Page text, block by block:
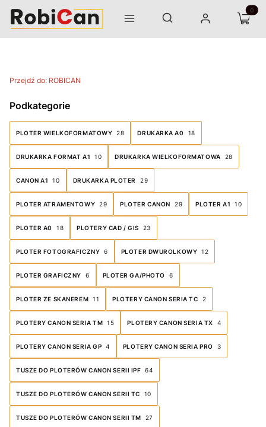
Menu Otwórz wyszukiwarkę
Szukaj Zaloguj się Koszyk
Przejdź do: ROBICAN
Podkategorie
PLOTER WIELKOFORMATOWY 28 DRUKARKA A0 18
DRUKARKA FORMAT A1 10 DRUKARKA WIELKOFORMATOWA 28
CANON A1 10 DRUKARKA PLOTER 29
PLOTER ATRAMENTOWY 29 PLOTER CANON 29 PLOTER A1 10
PLOTER A0 18 PLOTERY CAD / GIS 23
PLOTER FOTOGRAFICZNY 6 PLOTER DWUROLKOWY 12
PLOTER GRAFICZNY 6 PLOTER GA/PHOTO 6
PLOTER ZE SKANEREM 11 PLOTERY CANON SERIA TC 2
PLOTERY CANON SERIA TM 15 PLOTERY CANON SERIA TX 4
PLOTERY CANON SERIA GP 4 PLOTERY CANON SERIA PRO 3
TUSZE DO PLOTERÓW CANON SERII IPF 64
TUSZE DO PLOTERÓW CANON SERII TC 10
TUSZE DO PLOTERÓW CANON SERII TM 27